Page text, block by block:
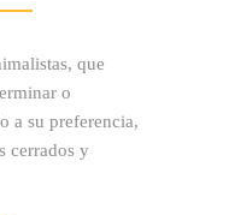
que
o
a su preferencia,
cerrados y